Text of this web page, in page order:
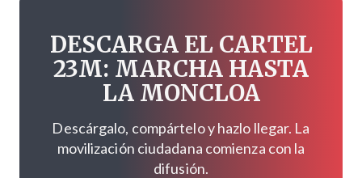
DESCARGA EL CARTEL
23M: MARCHA HASTA
LA MONCLOA
Descárgalo, compártelo y hazlo llegar. La
movilización ciudadana comienza con la
difusión.